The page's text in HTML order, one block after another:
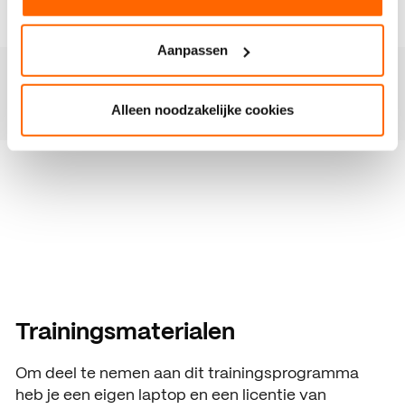
Aanpassen
Alleen noodzakelijke cookies
Inschrijven
Trainingsmaterialen
Om deel te nemen aan dit trainingsprogramma
heb je een eigen laptop en een licentie van